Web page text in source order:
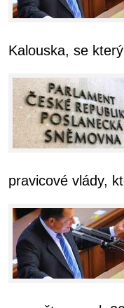
Kalouska, se
pravicové vlády,